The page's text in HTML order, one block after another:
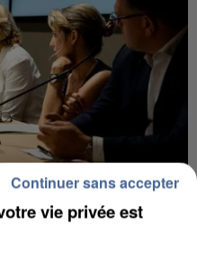
vie privée est
Continuer sans accepter